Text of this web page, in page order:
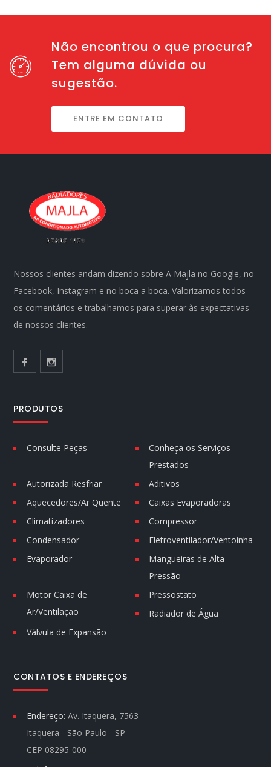
Não encontrou o que procura?
Tem alguma dúvida ou
sugestão.
ENTRE EM CONTATO
Nossos clientes andam dizendo sobre A Majla no Google, no
Facebook, Instagram e no boca a boca. Valorizamos todos
os comentários e trabalhamos para superar às expectativas
de nossos clientes.
PRODUTOS
Consulte Peças
Conheça os Serviços
Prestados
Autorizada Resfriar
Aditivos
Aquecedores/Ar Quente
Caixas Evaporadoras
Climatizadores
Compressor
Condensador
Eletroventilador/Ventoinha
Evaporador
Mangueiras de Alta
Pressão
Motor Caixa de
Ar/Ventilação
Pressostato
Radiador de Água
Válvula de Expansão
CONTATOS E ENDEREÇOS
Endereço: Av. Itaquera, 7563
Itaquera - São Paulo - SP
CEP 08295-000